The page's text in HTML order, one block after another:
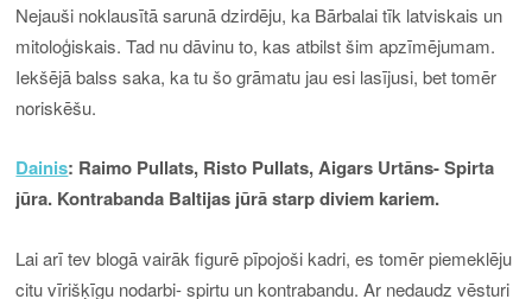
Nejauši noklausītā sarunā dzirdēju, ka Bārbalai tīk latviskais un
mitoloģiskais. Tad nu dāvinu to, kas atbilst šim apzīmējumam.
Iekšējā balss saka, ka tu šo grāmatu jau esi lasījusi, bet tomēr
noriskēšu.
Dainis: Raimo Pullats, Risto Pullats, Aigars Urtāns- Spirta
jūra. Kontrabanda Baltijas jūrā starp diviem kariem.
Lai arī tev blogā vairāk figurē pīpojoši kadri, es tomēr piemeklēju
citu vīrišķīgu nodarbi- spirtu un kontrabandu. Ar nedaudz vēsturi